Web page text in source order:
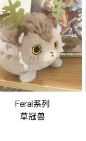
Feral系列
草冠兽